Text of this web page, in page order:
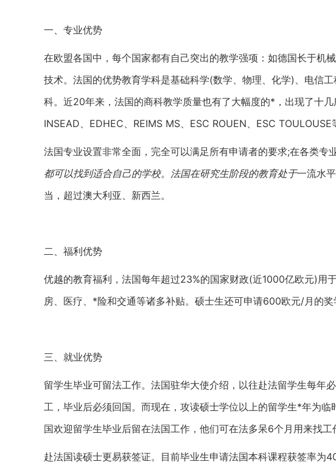
一、专业优势
在欧盟各国中，每个国家都有自己突出的教学强项：如德国长于机
技术。法国的优势教育学科是基础科学(数学、物理、化学)、电信
科。近20年来，法国的商科教学质量也有了大幅度的*，出现了十几
INSEAD、EDHEC、REIMS MS、ESC ROUEN、ESC TOULOUSE
法国专业设置非常全面，完全可以满足所有申请者的要求;在各类专
都可以找到适合自己的学校。法国在研究生阶段的教育处于一流水
当，超过澳大利亚、新西兰。
二、福利优势
优越的教育福利，法国每年超过23%的国家财政(近1000亿欧元)用
房、医疗、*险和交通等诸多补贴。硕士生还可申请600欧元/月
三、就业优势
留学生毕业可留法工作。法国驻华大使介绍，以往赴法留学生每年
工，毕业后必须回国。而现在，攻读硕士学位以上的留学生*年为
国欢迎留学生毕业后留在法国工作，他们可在法多呆6个月用来
赴法国读硕士更易获签证。目前毕业生申请法国本科课程获签率为